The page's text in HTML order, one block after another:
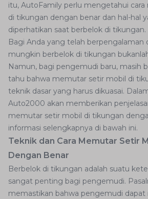
itu, AutoFamily perlu mengetahui
di tikungan dengan benar dan hal-hal
diperhatikan saat berbelok di tikungan.
Bagi Anda yang telah
mungkin berbelok di tikungan
Namun, bagi pengemudi baru, masih
tahu bahwa memutar setir mobil di
teknik dasar yang harus dikuasai.
Auto2000 akan memberikan
memutar setir mobil di tikungan
informasi selengkapnya di bawah ini.
Teknik dan Cara Memutar Setir
Dengan Benar
Berbelok di tikungan adalah suatu
sangat penting bagi pengemudi.
memastikan bahwa pengemudi dapat